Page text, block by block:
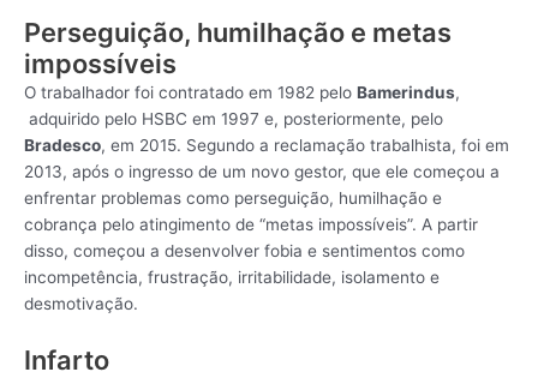
Perseguição, humilhação e metas
impossíveis
O trabalhador foi contratado em 1982 pelo Bamerindus,
adquirido pelo HSBC em 1997 e, posteriormente, pelo
Bradesco, em 2015. Segundo a reclamação trabalhista, foi em
2013, após o ingresso de um novo gestor, que ele começou a
enfrentar problemas como perseguição, humilhação e
cobrança pelo atingimento de “metas impossíveis”. A partir
disso, começou a desenvolver fobia e sentimentos como
incompetência, frustração, irritabilidade, isolamento e
desmotivação.
Infarto